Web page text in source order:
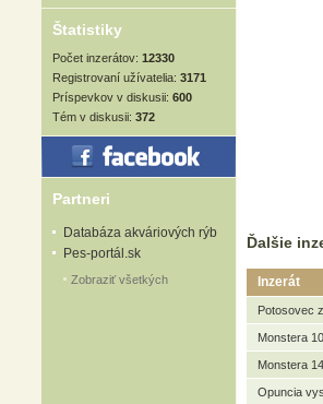
Štatistiky
Počet inzerátov: 12330
Registrovaní užívatelia: 3171
Príspevkov v diskusii: 600
Tém v diskusii: 372
Partneri
Databáza akváriových rýb
Pes-portál.sk
Zobraziť všetkých
Ďalšie
Inzerát
Potosovec
Monstera
Monstera
Opuncia